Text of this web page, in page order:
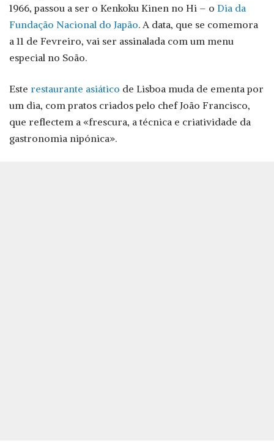
1966, passou a ser o Kenkoku Kinen no Hi – o Dia da
Fundação Nacional do Japão. A data, que se comemora
a 11 de Fevreiro, vai ser assinalada com um menu
especial no Soão.
Este restaurante asiático de Lisboa muda de ementa por
um dia, com pratos criados pelo chef João Francisco,
que reflectem a «frescura, a técnica e criatividade da
gastronomia nipónica».